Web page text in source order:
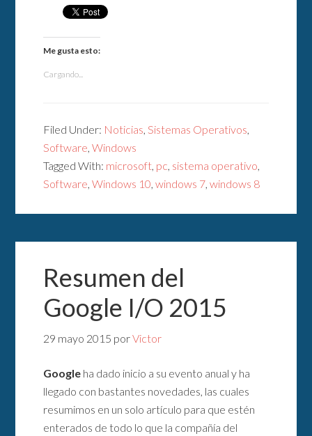
Me gusta esto:
Cargando...
Filed Under: Noticias Sistemas Operativos
Software ,Windows
Tagged With: microsoft pc sistema operativo
Software ,Windows 10 ,windows 7 ,windows 8
Resumen del
Google I/O 2015
29 mayo 2015 porVictor
Google ha dado inicio a su evento anual y ha
llegado con bastantes novedades, las cuales
resumimos en un solo artículo para que estén
enterados de todo lo que la compañía del